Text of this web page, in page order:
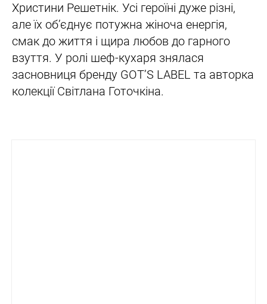
Христини Решетнік. Усі героїні дуже різні,
але їх об’єднує потужна жіноча енергія,
смак до життя і щира любов до гарного
взуття. У ролі шеф-кухаря знялася
засновниця бренду GOT’S LABEL та авторка
колекції Світлана Готочкіна.